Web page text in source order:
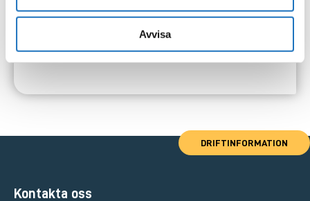
Avvisa
DRIFTINFORMATION
Kontakta oss